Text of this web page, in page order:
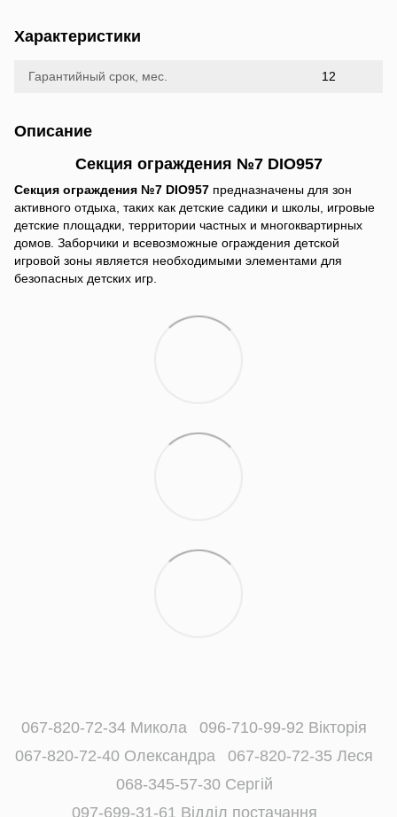
Характеристики
Гарантийный срок, мес. 12
Описание
Секция ограждения №7 DIO957
Секция ограждения №7 DIO957 предназначены для зон
активного отдыха, таких как детские садики и школы, игровые
детские площадки, территории частных и многоквартирных
домов. Заборчики и всевозможные ограждения детской
игровой зоны является необходимыми элементами для
безопасных детских игр.
067-820-72-34 Микола
096-710-99-92 Вікторія
067-820-72-40 Олександра
067-820-72-35 Леся
068-345-57-30 Сергій
097-699-31-61 Відділ постачання